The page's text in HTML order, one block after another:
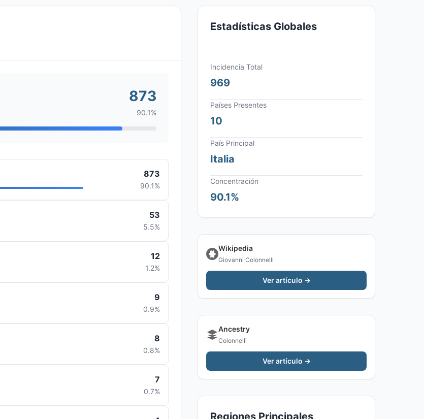
873
90.1%
873
90.1%
53
5.5%
12
1.2%
9
0.9%
8
0.8%
7
0.7%
Estadísticas Globales
Incidencia Total
969
Países Presentes
10
País Principal
Italia
Concentración
90.1%
Wikipedia
Giovanni Colonnelli
Ver artículo →
Ancestry
Colonnelli
Ver artículo →
Regiones Principales